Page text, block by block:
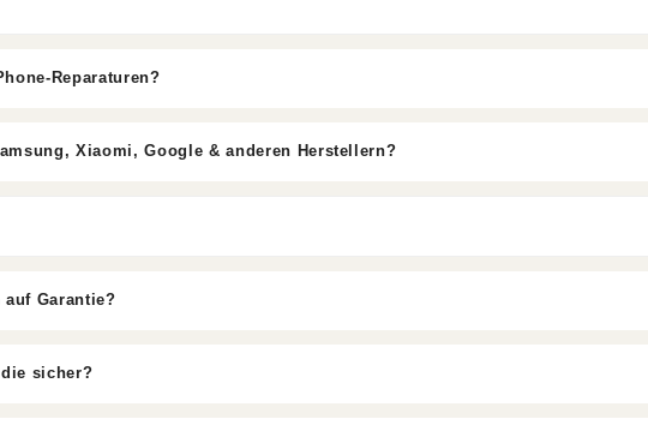
Reparaturen?
Xiaomi, Google & anderen Herstellern?
auf Garantie?
sicher?